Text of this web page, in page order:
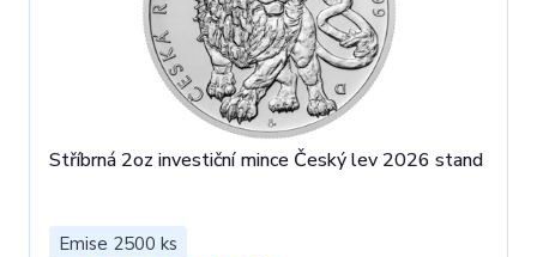
Stříbrná 2oz investiční mince Český lev 2026 stand
Emise 2500 ks